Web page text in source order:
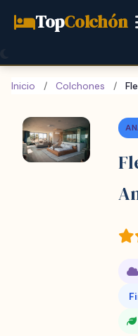
TopColchón
Inicio / Colchones /